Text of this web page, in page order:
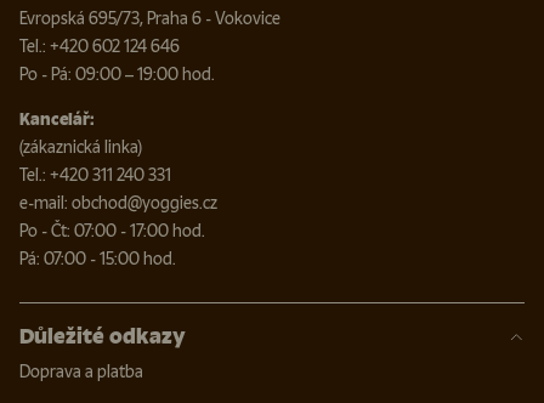
Evropská 695/73, Praha 6 - Vokovice
Tel.: +420 602 124 646
Po - Pá: 09:00 – 19:00 hod.
Kancelář:
(zákaznická linka)
Tel.: +420 311 240 331
e-mail: obchod@yoggies.cz
Po - Čt: 07:00 - 17:00 hod.
Pá: 07:00 - 15:00 hod.
Důležité odkazy
Doprava a platba